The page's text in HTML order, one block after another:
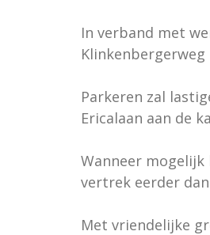
In verband met
Parkeren zal
Ericalaan aan de
Wanneer
vertrek eerder
Met vriendelijke